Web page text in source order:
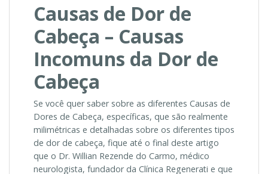
Causas de Dor de
Cabeça – Causas
Incomuns da Dor de
Cabeça
Se você quer saber sobre as diferentes Causas de
Dores de Cabeça, específicas, que são realmente
milimétricas e detalhadas sobre os diferentes tipos
de dor de cabeça, fique até o final deste artigo
que o Dr. Willian Rezende do Carmo, médico
neurologista, fundador da Clínica Regenerati e que